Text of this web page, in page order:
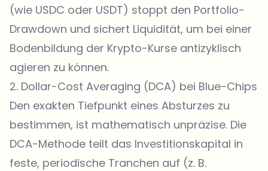
(wie USDC oder USDT) stoppt den Portfolio-
Drawdown und sichert Liquidität, um bei einer
Bodenbildung der Krypto-Kurse antizyklisch
agieren zu können.
2. Dollar-Cost Averaging (DCA) bei Blue-Chips
Den exakten Tiefpunkt eines Absturzes zu
bestimmen, ist mathematisch unpräzise. Die
DCA-Methode teilt das Investitionskapital in
feste, periodische Tranchen auf (z. B.